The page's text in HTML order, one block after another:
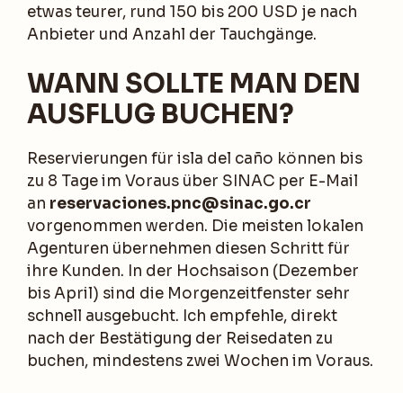
etwas teurer, rund 150 bis 200 USD je nach
Anbieter und Anzahl der Tauchgänge.
WANN SOLLTE MAN DEN
AUSFLUG BUCHEN?
Reservierungen für isla del caño können bis
zu 8 Tage im Voraus über SINAC per E-Mail
an reservaciones.pnc@sinac.go.cr
vorgenommen werden. Die meisten lokalen
Agenturen übernehmen diesen Schritt für
ihre Kunden. In der Hochsaison (Dezember
bis April) sind die Morgenzeitfenster sehr
schnell ausgebucht. Ich empfehle, direkt
nach der Bestätigung der Reisedaten zu
buchen, mindestens zwei Wochen im Voraus.